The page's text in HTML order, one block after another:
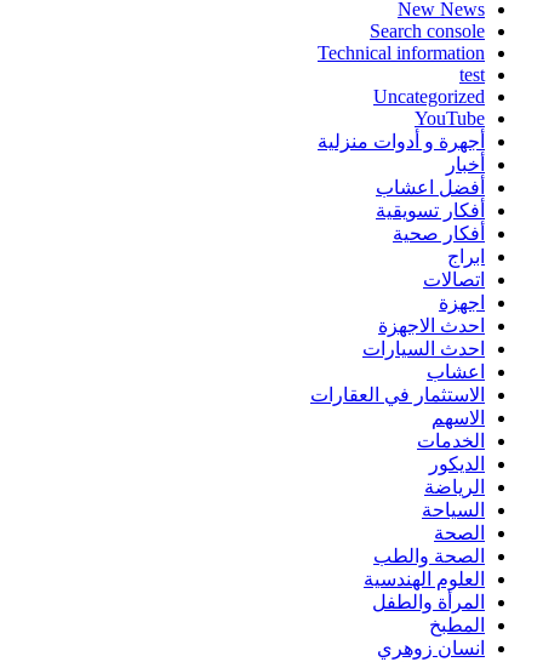
New News
Search console
Technical information
test
Uncategorized
YouTube
أجهرة و أدوات منزلية
أخبار
أفضل اعشاب
أفكار تسويقية
أفكار صحية
ابراج
اتصالات
اجهزة
احدث الاجهزة
احدث السيارات
اعشاب
الاستثمار في العقارات
الاسهم
الخدمات
الديكور
الرياضة
السياحة
الصحة
الصحة والطب
العلوم الهندسية
المرأة والطفل
المطبخ
انسان زوهري